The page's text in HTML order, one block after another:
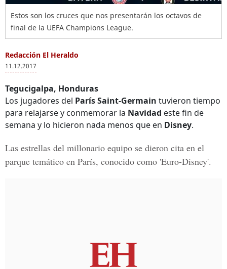
Estos son los cruces que nos presentarán los octavos de
final de la UEFA Champions League.
Redacción El Heraldo
11.12.2017
Tegucigalpa, Honduras
Los jugadores del París Saint-Germain tuvieron tiempo
para relajarse y conmemorar la Navidad este fin de
semana y lo hicieron nada menos que en Disney.
Las estrellas del millonario equipo se dieron cita en el
parque temático en París, conocido como 'Euro-Disney'.